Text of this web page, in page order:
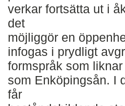
verkar fortsätta ut i
det
möjliggör en
infogas i prydligt
formspråk som
som Enköpingsån. I
får